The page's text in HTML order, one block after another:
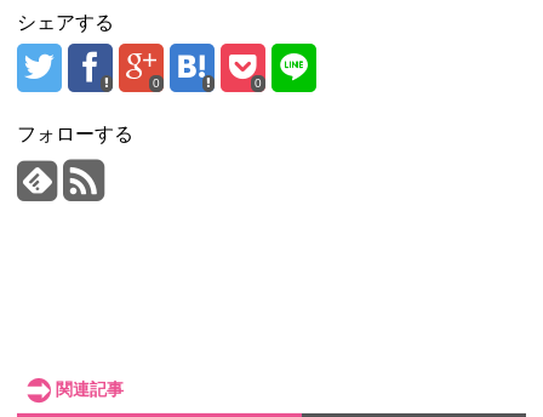
シェアする
0 0
フォローする
関連記事